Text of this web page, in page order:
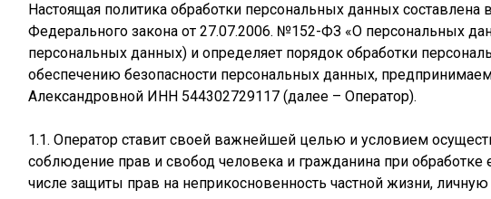
Настоящая политика обработки персональных данных составлена
Федерального закона от 27.07.2006. №152-ФЗ «О персональных
персональных данных) и определяет порядок обработки
обеспечению безопасности персональных данных,
Александровной ИНН 544302729117 (далее – Оператор).
1.1. Оператор ставит своей важнейшей целью и условием
соблюдение прав и свобод человека и гражданина при
числе защиты прав на неприкосновенность частной жизни,